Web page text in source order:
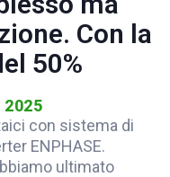
Con la
50%
2025
con sistema di
ENPHASE.
ultimato